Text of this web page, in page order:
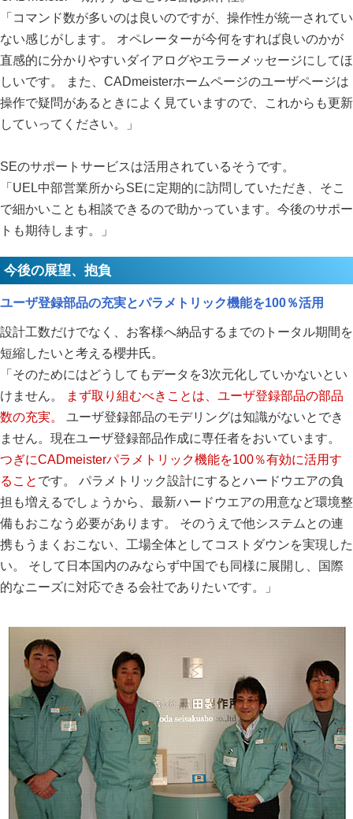
「コマンド数が多いのは良いのですが、操作性が統一されてい
ない感じがします。 オペレーターが今何をすれば良いのかが
直感的に分かりやすいダイアログやエラーメッセージにしてほ
しいです。 また、CADmeisterホームページのユーザページは
操作で疑問があるときによく見ていますので、これからも更新
していってください。」
SEのサポートサービスは活用されているそうです。
「UEL中部営業所からSEに定期的に訪問していただき、そこ
で細かいことも相談できるので助かっています。今後のサポー
トも期待します。」
今後の展望、抱負
ユーザ登録部品の充実とパラメトリック機能を100％活用
設計工数だけでなく、お客様へ納品するまでのトータル期間を
短縮したいと考える櫻井氏。
「そのためにはどうしてもデータを3次元化していかないとい
けません。
まず取り組むべきことは、ユーザ登録部品の部品
数の充実。
ユーザ登録部品のモデリングは知識がないとでき
ません。現在ユーザ登録部品作成に専任者をおいています。
つぎにCADmeisterパラメトリック機能を100％有効に活用す
ること です。 パラメトリック設計にするとハードウエアの負
担も増えるでしょうから、最新ハードウエアの用意など環境整
備もおこなう必要があります。 そのうえで他システムとの連
携もうまくおこない、工場全体としてコストダウンを実現した
い。 そして日本国内のみならず中国でも同様に展開し、国際
的なニーズに対応できる会社でありたいです。」